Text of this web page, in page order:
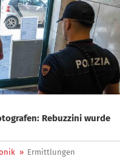
» Ermittlungen